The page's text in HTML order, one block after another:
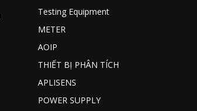
Testing Equipment
METER
AOIP
THIẾT BỊ PHÂN TÍCH
APLISENS
POWER SUPPLY